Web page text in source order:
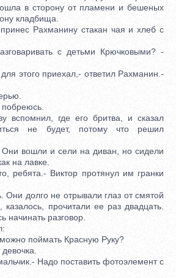
в сторону от пламени и бешеных
кладбища.
Рахманину стакан чая и хлеб с
с детьми Крючковыми? -
этого приехал,- ответил Рахманин.-
где его бритва, и сказал
не будет, потому что решил
вошли и сели на диван, но сидели
на лавке.
Виктор протянул им гранки
долго не отрывали глаз от смятой
казалось, прочитали ее раз двадцать.
начинать разговор.
поймать Красную Руку?
Надо поставить фотоэлемент с